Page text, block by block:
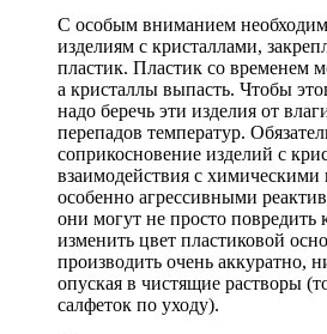
С особым вниманием
изделиям с кристаллами,
пластик. Пластик со временем
а кристаллы выпасть. Чтобы
надо беречь эти изделия от
перепадов температур.
соприкосновение изделий с
взаимодействия с химическими
особенно агрессивными
они могут не просто повредить
изменить цвет пластиковой
производить очень аккуратно,
опуская в чистящие растворы
салфеток по уходу).